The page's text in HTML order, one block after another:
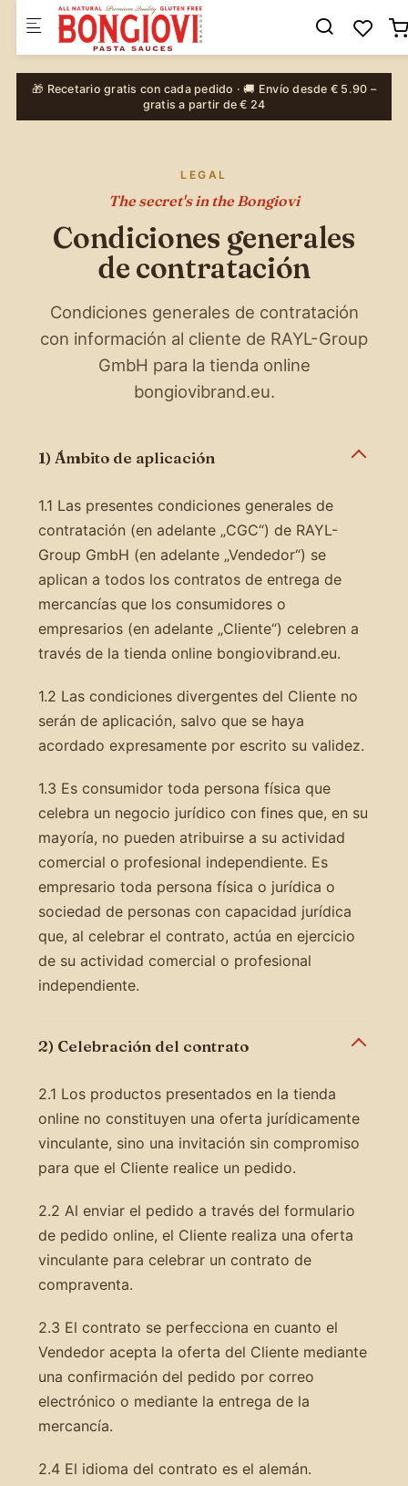
Skip to main content
🎁 Recetario gratis con cada pedido · 🚚 Envío desde € 5.90 –
gratis a partir de € 24
LEGAL
The secret's in the Bongiovi
Condiciones generales
de contratación
Condiciones generales de contratación
con información al cliente de RAYL-Group
GmbH para la tienda online
bongiovibrand.eu.
1) Ámbito de aplicación
1.1 Las presentes condiciones generales de
contratación (en adelante „CGC“) de RAYL-
Group GmbH (en adelante „Vendedor“) se
aplican a todos los contratos de entrega de
mercancías que los consumidores o
empresarios (en adelante „Cliente“) celebren a
través de la tienda online bongiovibrand.eu.
1.2 Las condiciones divergentes del Cliente no
serán de aplicación, salvo que se haya
acordado expresamente por escrito su validez.
1.3 Es consumidor toda persona física que
celebra un negocio jurídico con fines que, en su
mayoría, no pueden atribuirse a su actividad
comercial o profesional independiente. Es
empresario toda persona física o jurídica o
sociedad de personas con capacidad jurídica
que, al celebrar el contrato, actúa en ejercicio
de su actividad comercial o profesional
independiente.
2) Celebración del contrato
2.1 Los productos presentados en la tienda
online no constituyen una oferta jurídicamente
vinculante, sino una invitación sin compromiso
para que el Cliente realice un pedido.
2.2 Al enviar el pedido a través del formulario
de pedido online, el Cliente realiza una oferta
vinculante para celebrar un contrato de
compraventa.
2.3 El contrato se perfecciona en cuanto el
Vendedor acepta la oferta del Cliente mediante
una confirmación del pedido por correo
electrónico o mediante la entrega de la
mercancía.
2.4 El idioma del contrato es el alemán.